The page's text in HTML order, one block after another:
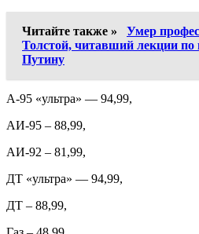
Читайте также »
Умер
Толстой, читавший лекции
Путину
А-95 «ультра» — 94,99,
АИ-95 – 88,99,
АИ-92 – 81,99,
ДТ «ультра» — 94,99,
ДТ – 88,99,